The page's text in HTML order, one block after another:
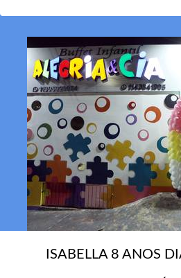
ISABELLA 8 ANOS